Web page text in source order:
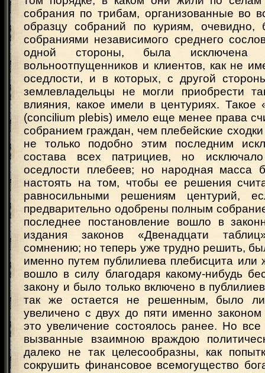
собрания по трибам, организованные во
образцу собраний по куриям,
собраниями независимого среднего
одной стороны, была исключена
вольноотпущенников и клиентов, как не
оседлости, и в которых, с другой
землевладельцы не могли приобрести
влияния, какое имели в центуриях.
(concilium plebis) имело еще менее права
собранием граждан, чем плебейские сходки
не только подобно этим последним
состава всех патрициев, но
оседлости плебеев; но народная масса
настоять на том, чтобы ее решения
равносильными решениям центурий,
предварительно одобрены полным
последнее постановление вошло в
издания законов «Двенадцати
сомнению; но теперь уже трудно решить,
именно путем публилиева плебисцита или
вошло в силу благодаря какому-нибудь
закону и было только включено в
так же остается не решенным, было ли
увеличено с двух до пяти именно
это увеличение состоялось ранее. Но
вызванные взаимною враждою
далеко не так целесообразны, как
сокрушить финансовое всемогущество